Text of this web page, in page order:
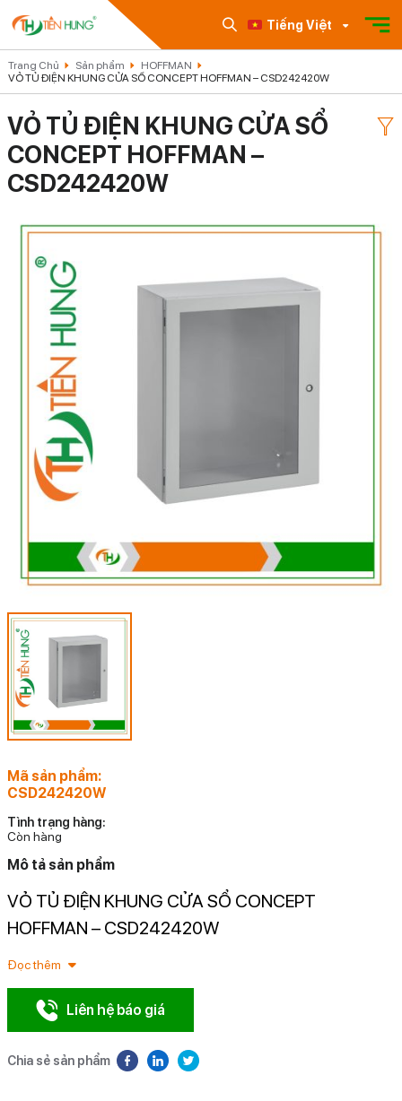
Tiếng Việt
Trang Chủ Sản phẩm
HOFFMAN
VỎ TỦ ĐIỆN KHUNG CỬA SỔ CONCEPT HOFFMAN – CSD242420W
VỎ TỦ ĐIỆN KHUNG CỬA SỔ
CONCEPT HOFFMAN –
CSD242420W
Mã sản phẩm:
CSD242420W
Tình trạng hàng:
Còn hàng
Mô tả sản phẩm
VỎ TỦ ĐIỆN KHUNG CỬA SỔ CONCEPT
HOFFMAN – CSD242420W
Đọc thêm
Liên hệ báo giá
Chia sẻ sản phẩm